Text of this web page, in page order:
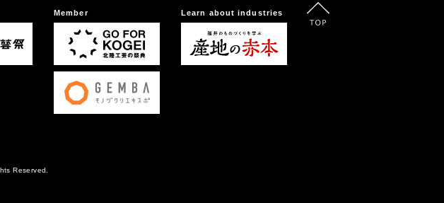
Member Learn about industries
Reserved.